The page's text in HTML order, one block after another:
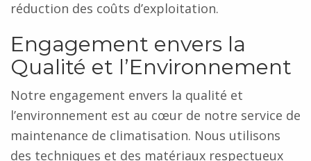
réduction des coûts d’exploitation.
Engagement envers la
Qualité et l’Environnement
Notre engagement envers la qualité et
l’environnement est au cœur de notre service de
maintenance de climatisation. Nous utilisons
des techniques et des matériaux respectueux